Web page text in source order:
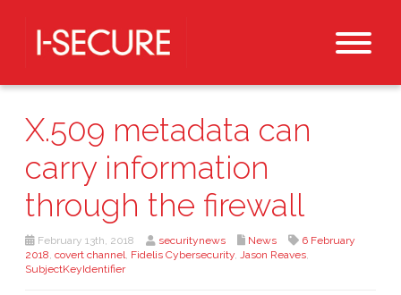
X.509 metadata can
carry information
through the firewall
February 13th, 2018 securitynews News
6 February
2018, covert channel, Fidelis Cybersecurity, Jason Reaves,
SubjectKeyIdentifier